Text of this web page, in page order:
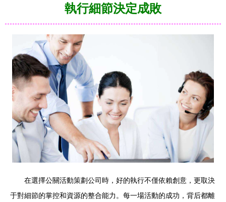
執行細節決定成敗
在選擇公關活動策劃公司時，好的執行不僅依賴創意，更取決
于對細節的掌控和資源的整合能力。每一場活動的成功，背后都離